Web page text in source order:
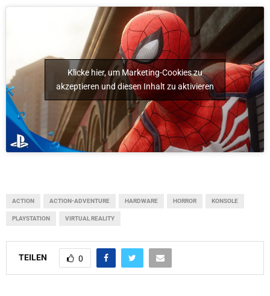
Klicke hier, um Marketing-Cookies zu
akzeptieren und diesen Inhalt zu aktivieren
ACTION ACTION-ADVENTURE HARDWARE HORROR KONSOLE
PLAYSTATION VIRTUAL REALITY
TEILEN 0